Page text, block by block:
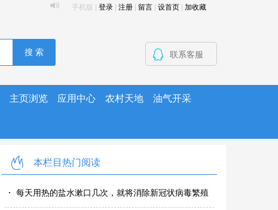
手机版 登录 注册 留言 设首页 加收藏
搜 索 联系客服
主页浏览 应用中心 农村天地 油气开采
本栏目热门阅读
每天用热的盐水漱口几次，就将消除新冠状病毒繁殖